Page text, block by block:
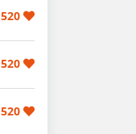
520
520
520